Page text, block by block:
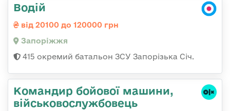
Водій
від 20100 до 120000 грн
Запоріжжя
415 окремий батальон ЗСУ Запорізька Січ.
Командиp бойової машини,
військовослужбовець